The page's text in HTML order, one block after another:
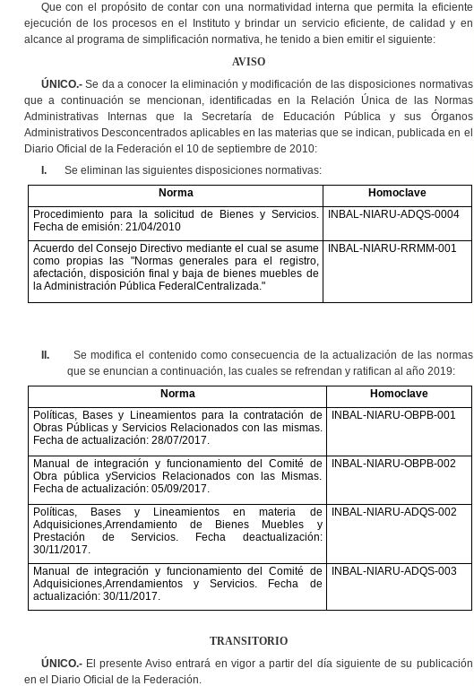
Que con el propósito de contar con una normatividad interna que permita la eficiente
ejecución de los procesos en el Instituto y brindar un servicio eficiente, de calidad y en
alcance al programa de simplificación normativa, he tenido a bien emitir el siguiente:
AVISO
ÚNICO.-Se da a conocer la eliminación y modificación de las disposiciones normativas
que a continuación se mencionan, identificadas en la Relación Única de las Normas
Administrativas Internas que la Secretaría de Educación Pública y sus Órganos
Administrativos Desconcentrados aplicables en las materias que se indican, publicada en el
Diario Oficial de la Federación el 10 de septiembre de 2010:
I.
Se eliminan las siguientes disposiciones normativas:
Norma
Homoclave
Procedimiento para la solicitud de Bienes y Servicios.
Fecha de emisión: 21/04/2010
INBAL-NIARU-ADQS-0004
Acuerdo del Consejo Directivo mediante el cual se asume
como propias las "Normas generales para el registro,
afectación, disposición final y baja de bienes muebles de
la Administración Pública FederalCentralizada."
INBAL-NIARU-RRMM-001
II.
Se modifica el contenido como consecuencia de la actualización de las normas
que se enuncian a continuación, las cuales se refrendan y ratifican al año 2019:
Norma
Homoclave
Políticas, Bases y Lineamientos para la contratación de
Obras Públicas y Servicios Relacionados con las mismas.
Fecha de actualización: 28/07/2017.
INBAL-NIARU-OBPB-001
Manual de integración y funcionamiento del Comité de
Obra pública yServicios Relacionados con las Mismas.
Fecha de actualización: 05/09/2017.
INBAL-NIARU-OBPB-002
Políticas, Bases y Lineamientos en materia de
Adquisiciones,Arrendamiento de Bienes Muebles y
Prestación de Servicios. Fecha deactualización:
30/11/2017.
INBAL-NIARU-ADQS-002
Manual de integración y funcionamiento del Comité de
Adquisiciones,Arrendamientos y Servicios. Fecha de
actualización: 30/11/2017.
INBAL-NIARU-ADQS-003
TRANSITORIO
ÚNICO.-El presente Aviso entrará en vigor a partir del día siguiente de su publicación
en el Diario Oficial de la Federación.